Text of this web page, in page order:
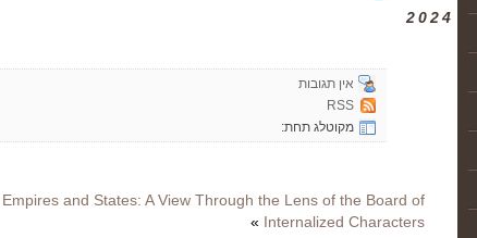
2024
אין תגובות
RSS
מקוטלג תחת:
and States: A View Through the Lens of the Board of
Internalized Characters
»